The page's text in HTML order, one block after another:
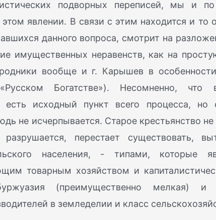
подворных переписей, мы и
явлении. В связи с этим находится и то
данного вопроса, смотрит на
имущественных неравенств, как на
вообще и г. Карышев в
Богатстве»). Несомненно, что
есть исходный пункт всего процесса, но
не исчерпывается. Старое крестьянство
разрушается, перестает существовать,
населения, - типами, которые
товарным хозяйством и
(преимущественно мелкая) и
в земледелии и класс